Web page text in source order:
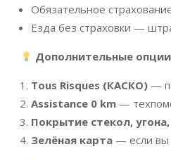
Обязательное
Езда без страховки —
Дополнительные
Tous Risques (КАСКО) —
Assistance 0 km —
Покрытие стекол,
Зелёная карта — если вы